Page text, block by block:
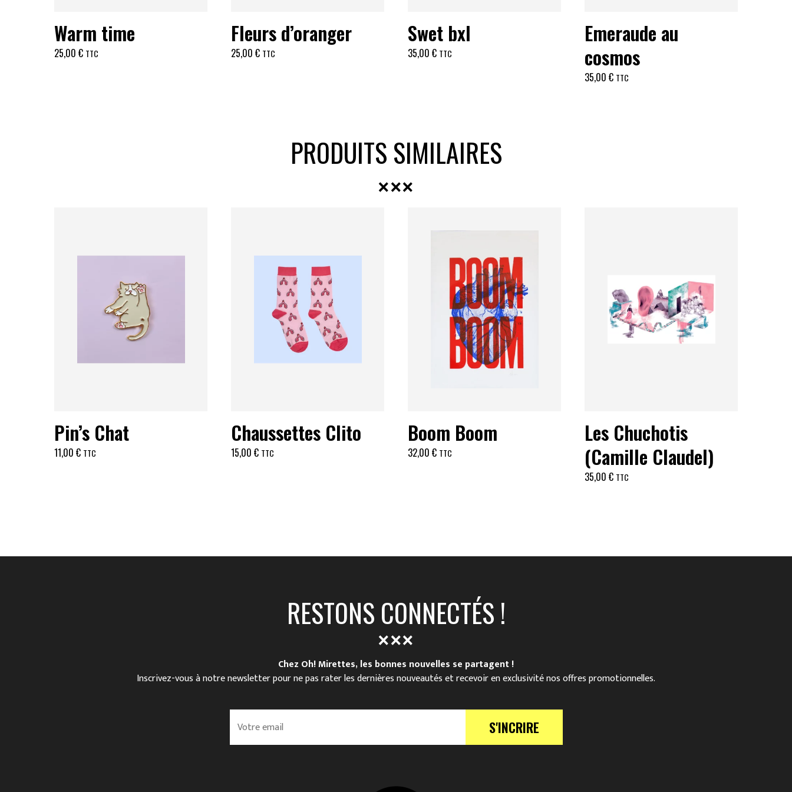
Warm time
25,00 € TTC
Fleurs d’oranger
25,00 € TTC
Swet bxl
35,00 € TTC
Emeraude au
cosmos
35,00 € TTC
PRODUITS SIMILAIRES
Pin’s Chat
11,00 € TTC
Chaussettes Clito
15,00 € TTC
Boom Boom
32,00 € TTC
Les Chuchotis
(Camille Claudel)
35,00 € TTC
RESTONS CONNECTÉS !
Chez Oh! Mirettes, les bonnes nouvelles se partagent !
Inscrivez-vous à notre newsletter pour ne pas rater les dernières nouveautés et recevoir en exclusivité nos offres promotionnelles.
V
r
S'INCRIRE